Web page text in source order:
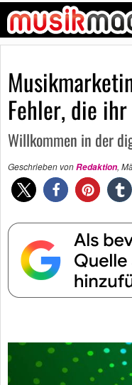
Fehler, die
Willkommen in der
Geschrieben vonRedaktion,